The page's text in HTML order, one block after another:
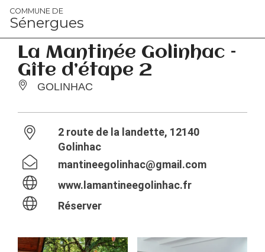
Panneau de gestion des cookies
COMMUNE DE
Sénergues
La Mantinée Golinhac –
Gîte d’étape 2
GOLINHAC
2 route de la landette, 12140
Golinhac
mantineegolinhac@gmail.com
www.lamantineegolinhac.fr
Réserver